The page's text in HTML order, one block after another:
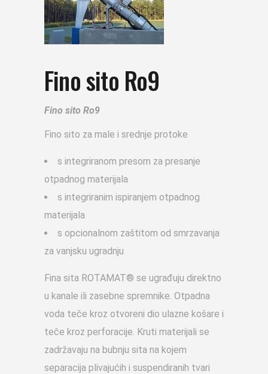
Fino sito Ro9
Fino sito Ro9
Fino sito za male i srednje protoke
s integriranom presom za presanje
otpadnog materijala
s integriranim ispiranjem otpadnog
materijala
s opcionalnom zaštitom od smrzavanja
za vanjsku ugradnju
Fina sita ROTAMAT® se ugrađuju direktno
u kanale ili zasebne spremnike. Otpadna
voda teče kroz otvoreni dio ulazne košare i
teče kroz perforacije. Kruti materijali se
zadržavaju na bubnju sita na kojem
separacija plivajućih i suspendiranih tvari